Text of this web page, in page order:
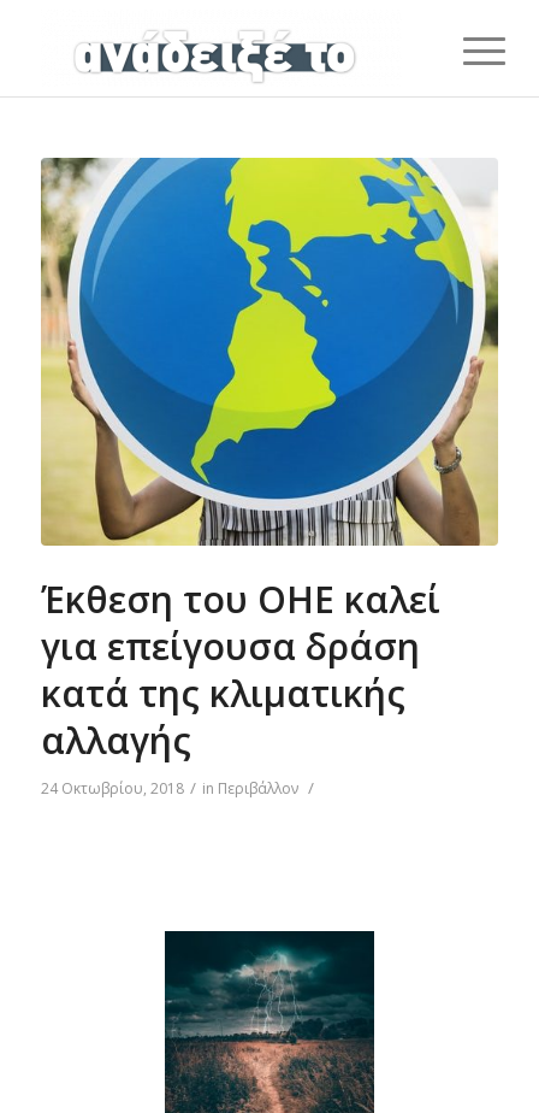
Έκθεση του ΟΗΕ καλεί
για επείγουσα δράση
κατά της κλιματικής
αλλαγής
24 Οκτωβρίου, 2018 / in Περιβάλλον /